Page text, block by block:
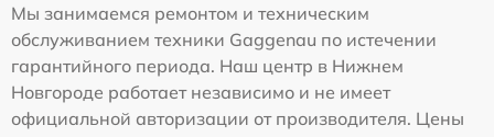
Мы занимаемся ремонтом и техническим
обслуживанием техники Gaggenau по истечении
гарантийного периода. Наш центр в Нижнем
Новгороде работает независимо и не имеет
официальной авторизации от производителя. Цены